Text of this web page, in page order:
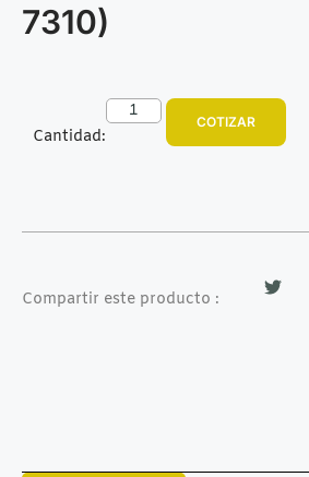
7310)
Cantidad:
COTIZAR
Compartir este producto :